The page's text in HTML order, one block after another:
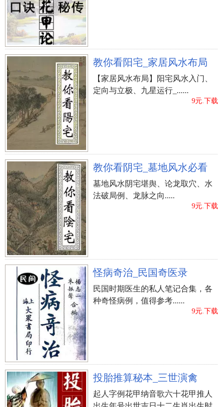
教你看阳宅_家居风水布局
【家居风水布局】阳宅风水入门、
定向与立极、九星运行_......
9元.下载
教你看阴宅_墓地风水必看
墓地风水阴宅堪舆、论龙取穴、水
法破局例、龙脉之向.....
9元.下载
怪病奇治_民国奇医录
民国时期医生的私人笔记合集，各
种奇怪病例，值得参考......
9元.下载
投胎推算秘本_三世演禽
起人字例花甲纳音歌六十花甲推人